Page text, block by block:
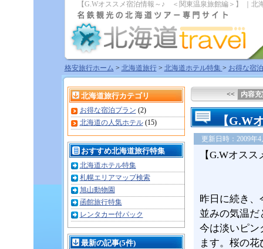
【G.Wオススメ宿泊情報～♪ ＜関東温泉旅館編＞】 ｜北
格安旅行ホーム > 北海道旅行> 北海道ホテル特集 > お得な宿
<< 内容
【G.W
更新日時：2009年4
【G.Wオス
昨日に続き、
並みの気温
今は淡いピン
ます。桜の
北海道旅行カテゴリ
お得な宿泊プラン (2)
北海道の人気ホテル(15)
おすすめ北海道旅行特集
北海道ホテル特集
札幌エリアマップ検索
旭山動物園
函館旅行特集
レンタカー付パック
最新の記事(5件)